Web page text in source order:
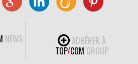
NEWS
ADHÉRER À
TOP/COM GROUP